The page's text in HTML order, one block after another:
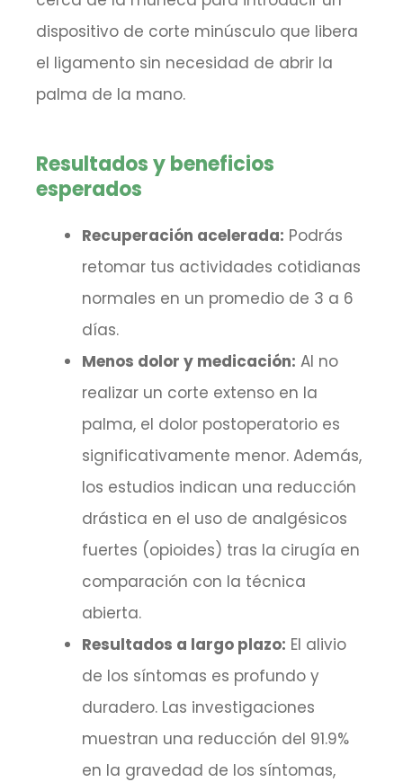
dispositivo de corte minúsculo que libera
el ligamento sin necesidad de abrir la
palma de la mano.
Resultados y beneficios
esperados
Recuperación acelerada: Podrás
retomar tus actividades cotidianas
normales en un promedio de 3 a 6
días.
Menos dolor y medicación: Al no
realizar un corte extenso en la
palma, el dolor postoperatorio es
significativamente menor. Además,
los estudios indican una reducción
drástica en el uso de analgésicos
fuertes (opioides) tras la cirugía en
comparación con la técnica
abierta.
Resultados a largo plazo: El alivio
de los síntomas es profundo y
duradero. Las investigaciones
muestran una reducción del 91.9%
en la gravedad de los síntomas,